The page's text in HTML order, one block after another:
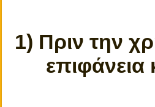
1) Πριν την
επιφάνεια